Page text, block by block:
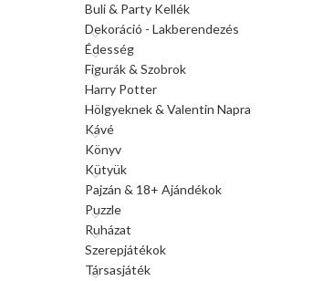
Buli & Party Kellék
Dekoráció - Lakberendezés
Édesség
Figurák & Szobrok
Harry Potter
Hölgyeknek & Valentin Napra
Kávé
Könyv
Kütyük
Pajzán & 18+ Ajándékok
Puzzle
Ruházat
Szerepjátékok
Társasjáték